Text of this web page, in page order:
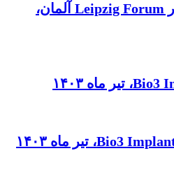
حضور Bio3 Implants در Leipzig Forum آلمان،